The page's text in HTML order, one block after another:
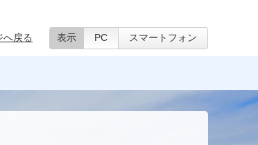
へ戻る 表示 PC スマートフォン